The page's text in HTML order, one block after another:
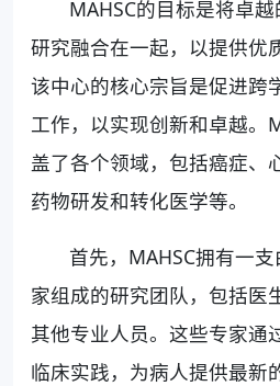
MAHSC的目标是将卓
研究融合在一起，以提供优
该中心的核心宗旨是促进跨
工作，以实现创新和卓越。
盖了各个领域，包括癌症、
药物研发和转化医学等。
首先，MAHSC拥有一
家组成的研究团队，包括医
其他专业人员。这些专家通
临床实践，为病人提供最新